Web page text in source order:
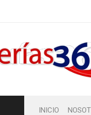
INICIO